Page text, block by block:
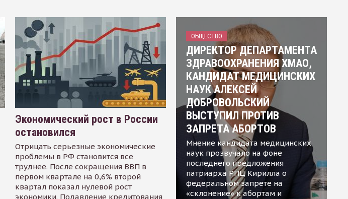
Экономический рост в России
остановился
Отрицать серьезные экономические
проблемы в РФ становится все
труднее. После сокращения ВВП в
первом квартале на 0,6% второй
квартал показал нулевой рост
экономики. Подавление кредитования
ОБЩЕСТВО
ДИРЕКТОР ДЕПАРТАМЕНТА
ЗДРАВООХРАНЕНИЯ ХМАО,
КАНДИДАТ МЕДИЦИНСКИХ
НАУК АЛЕКСЕЙ
ДОБРОВОЛЬСКИЙ
ВЫСТУПИЛ ПРОТИВ
ЗАПРЕТА АБОРТОВ
Мнение кандидата медицинских
наук прозвучало на фоне
последнего предложения
патриарха РПЦ Кирилла о
федеральном запрете на
«склонение» к абортам и